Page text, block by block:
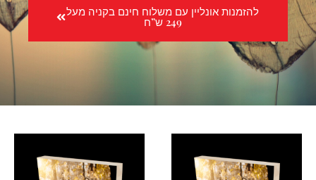
להזמנות אונליין עם משלוח חינם בקניה מעל
249 ש”ח